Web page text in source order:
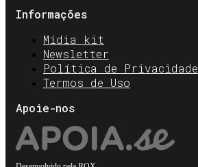
Informações
Mídia kit
Newsletter
Política de Privacidade
Termos de Uso
Apoie-nos